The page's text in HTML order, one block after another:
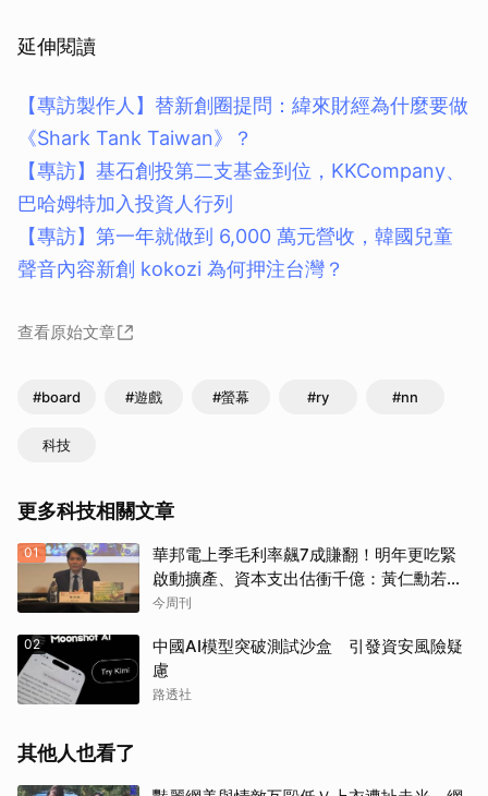
延伸閱讀
【專訪製作人】替新創圈提問：緯來財經為什麼要做
《Shark Tank Taiwan》？
【專訪】基石創投第二支基金到位，KKCompany、
巴哈姆特加入投資人行列
【專訪】第一年就做到 6,000 萬元營收，韓國兒童
聲音內容新創 kokozi 為何押注台灣？
查看原始文章
#board #遊戲 #螢幕 #ry #nn
科技
更多科技相關文章
01
華邦電上季毛利率飆7成賺翻！明年更吃緊
啟動擴產、資本支出估衝千億：黃仁勳若想
到，早入主記憶體廠
今周刊
02
中國AI模型突破測試沙盒 引發資安風險疑
慮
路透社
其他人也看了